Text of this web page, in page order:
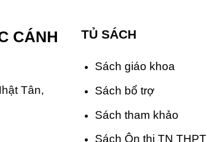
CÁNH
Tân,
TỦ SÁCH
Sách giáo khoa
Sách bổ trợ
Sách tham khảo
Sách Ôn thi TN THPT